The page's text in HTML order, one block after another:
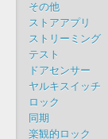
その他
ストアアプリ
ストリーミング
テスト
ドアセンサー
ヤルキスイッチ
ロック
同期
楽観的ロック